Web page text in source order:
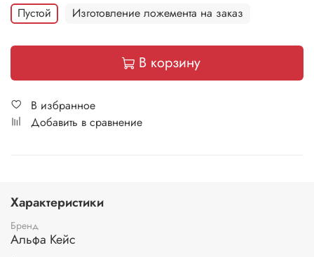
Пустой Изготовление ложемента на заказ
В корзину
В избранное
Добавить в сравнение
Характеристики
Бренд
Альфа Кейс